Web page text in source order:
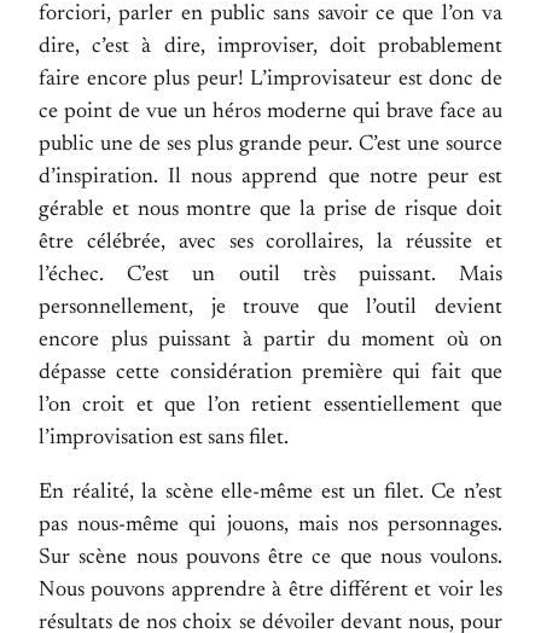
forciori, parler en public sans savoir ce que l’on va
dire, c’est à dire, improviser, doit probablement
faire encore plus peur! L’improvisateur est donc de
ce point de vue un héros moderne qui brave face au
public une de ses plus grande peur. C’est une source
d’inspiration. Il nous apprend que notre peur est
gérable et nous montre que la prise de risque doit
être célébrée, avec ses corollaires, la réussite et
l’échec. C’est un outil très puissant. Mais
personnellement, je trouve que l’outil devient
encore plus puissant à partir du moment où on
dépasse cette considération première qui fait que
l’on croit et que l’on retient essentiellement que
l’improvisation est sans filet.
En réalité, la scène elle-même est un filet. Ce n’est
pas nous-même qui jouons, mais nos personnages.
Sur scène nous pouvons être ce que nous voulons.
Nous pouvons apprendre à être différent et voir les
résultats de nos choix se dévoiler devant nous, pour